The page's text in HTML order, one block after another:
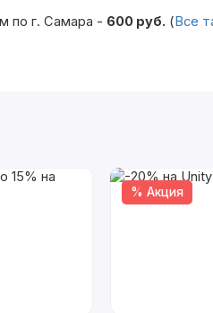
по г. Самара - 600 руб. (Все
% Акция